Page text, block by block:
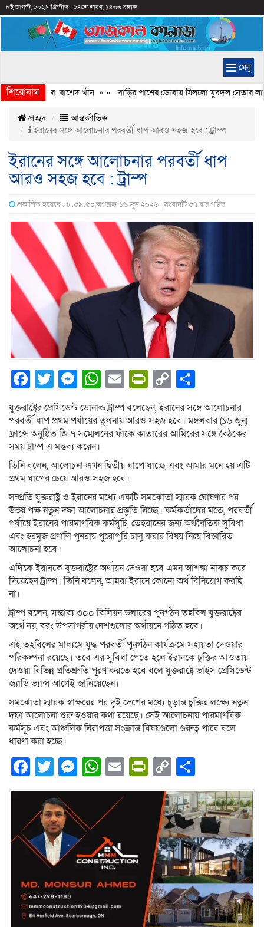
৮ই আগস্ট, ২০২৬ খ্রিস্টাব্দ| ২৪শে শ্রাবণ, ১৪৩৩ বঙ্গাব্দ
মেনু
শিরোনামআমির: রাশেদ খাঁন » « বাড়ির পাশের ডোবায় মিললো যুবদল নেতার
প্রচ্ছদ
আন্তর্জাতিক
ইরানের সঙ্গে আলোচনার পরবর্তী ধাপ আরও সহজ হবে : ট্রাম্প
ইরানের সঙ্গে আলোচনার পরবর্তী ধাপ
আরও সহজ হবে : ট্রাম্প
প্রকাশিত হয়েছে : ৮:৩৯:৫০,অপরাহ্ন ১৬ জুন ২০২৬ | সংবাদটি ৩৭ বার পঠিত
Facebook
Twitter
Messenger
WhatsApp
EmailPrintFriendly
Copy
যুক্তরাষ্ট্রের প্রেসিডেন্ট ডোনাল্ড ট্রাম্প বলেছেন, ইরানের সঙ্গে আলোচনার
পরবর্তী ধাপ প্রথম পর্যায়ের তুলনায় আরও সহজ হবে। মঙ্গলবার (১৬ জুন)
ফ্রান্সে অনুষ্ঠিত জি-৭ সম্মেলনের ফাঁকে কাতারের আমিরের সঙ্গে বৈঠকের
সময় ট্রাম্প এ মন্তব্য করেন।
তিনি বলেন, আলোচনা এখন দ্বিতীয় ধাপে যাচ্ছে এবং আমার মনে হয় এটি
প্রথম ধাপের চেয়ে আরও সহজ হবে।
সম্প্রতি যুক্তরাষ্ট্র ও ইরানের মধ্যে একটি সমঝোতা স্মারক ঘোষণার পর
উভয় পক্ষ নতুন দফা আলোচনার প্রস্তুতি নিচ্ছে। কর্মকর্তাদের মতে, পরবর্তী
পর্যায়ে ইরানের পারমাণবিক কর্মসূচি, তেহরানের জন্য অর্থনৈতিক সুবিধা
এবং হরমুজ প্রণালি পুনরায় পুরোপুরি চালু করার বিষয় নিয়ে বিস্তারিত
আলোচনা হবে।
এদিকে ইরানকে যুক্তরাষ্ট্রের অর্থায়ন দেওয়া হবে এমন আশঙ্কা নাকচ করে
দিয়েছেন ট্রাম্প। তিনি বলেন, আমরা ইরানে কোনো অর্থ বিনিয়োগ করছি
না।
ট্রাম্প বলেন, সম্ভাব্য ৩০০ বিলিয়ন ডলারের পুনর্গঠন তহবিল যুক্তরাষ্ট্রের
অর্থে নয়, বরং উপসাগরীয় দেশগুলোর অর্থায়নে গঠিত হবে।
এই তহবিলের মাধ্যমে যুদ্ধ-পরবর্তী পুনর্গঠন কার্যক্রমে সহায়তা দেওয়ার
পরিকল্পনা রয়েছে। তবে এর সুবিধা পেতে হলে ইরানকে চুক্তির আওতায়
দেওয়া বিভিন্ন প্রতিশ্রুতি পূরণ করতে হবে বলে যুক্তরাষ্ট্রে ভাইস প্রেসিডেন্ট
জ্যাডি ভ্যান্স আগেই জানিয়েছেন।
সমঝোতা স্মারক স্বাক্ষরের পর দুই দেশের মধ্যে চূড়ান্ত চুক্তির লক্ষ্যে নতুন
দফা আলোচনা শুরু হওয়ার কথা রয়েছে। সেই আলোচনায় পারমাণবিক
কর্মসূচ এবং আঞ্চলিক নিরাপত্তা সংক্রান্ত বিষয়গুলো গুরুত্ব পাবে বলে
ধারণা করা হচ্ছে।
Facebook
Twitter
Messenger
WhatsApp
EmailPrintFriendly
Copy
Link